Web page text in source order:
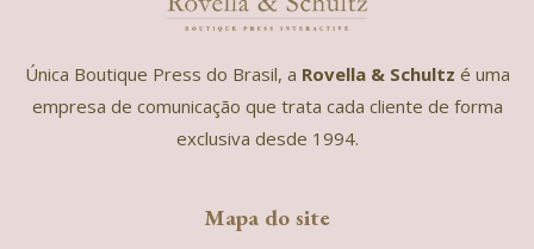
Única Boutique Press do Brasil, a Rovella & Schultz é uma
empresa de comunicação que trata cada cliente de forma
exclusiva desde 1994.
Mapa do site